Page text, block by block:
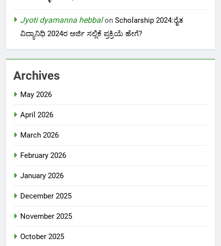
Jyoti dyamanna hebbalon Scholarship 2024:ರೈತ
ವಿದ್ಯಾನಿಧಿ 2024ರ ಅರ್ಜಿ ಸಲ್ಲಿಕೆ ಪ್ರಕ್ರಿಯೆ ಹೇಗೆ?
Archives
May 2026
April 2026
March 2026
February 2026
January 2026
December 2025
November 2025
October 2025